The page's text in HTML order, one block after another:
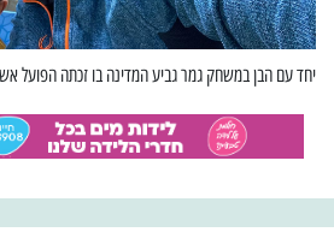
יחד עם הבן במשחק גמר גביע המדינה בו זכתה הפועל